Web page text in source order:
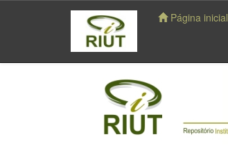
navigation
Página inicial